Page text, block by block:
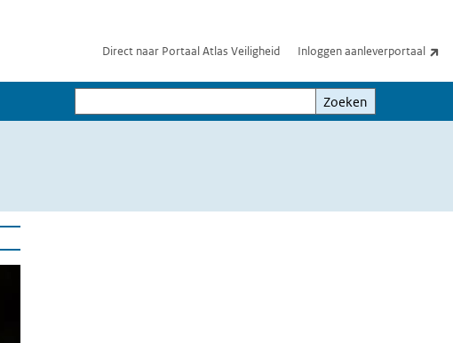
Direct naar Portaal Atlas Veiligheid Inloggen aanleverportaal
Zoeken
Zoeken